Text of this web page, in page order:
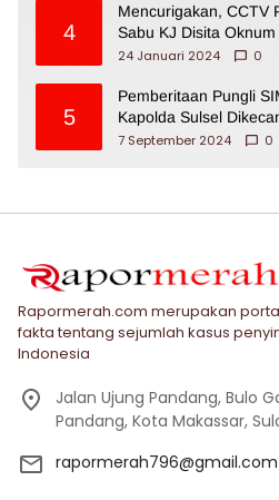
4
Mencurigakan, CCTV
Sabu KJ Disita
24 Januari 2024
0
5
Pemberitaan Pungli
Kapolda Sulsel
7 September 2024
0
Rapormerah.com merupakan
fakta tentang sejumlah kasus
Indonesia
Jalan Ujung Pandang, Bulo
Pandang, Kota Makassar,
rapormerah796@gmail.com